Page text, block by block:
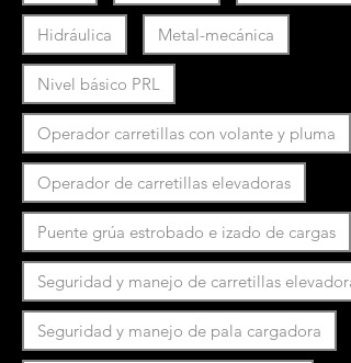
Hidráulica Metal-mecánica
Nivel básico PRL
Operador carretillas con volante y pluma
Operador de carretillas elevadoras
Puente grúa estrobado e izado de cargas
Seguridad y manejo de carretillas
Seguridad y manejo de pala cargadora